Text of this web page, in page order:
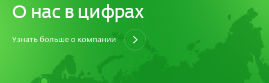
О нас в цифрах
Узнать больше о компании